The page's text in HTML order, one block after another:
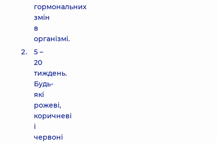
гормональних
змін
в
організмі.
5 –
20
тиждень.
Будь-
які
рожеві,
коричневі
і
червоні